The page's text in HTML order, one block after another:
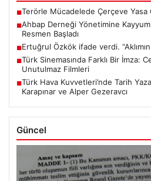
■Terörle Mücadelede Çerçeve Yasa
■Ahbap Derneği Yönetimine
Resmen Başladı
■Ertuğrul Özkök ifade verdi.
■Türk Sinemasında Farklı Bir İmza:
Unutulmaz Filmleri
■Türk Hava Kuvvetleri’nde Tarih
Karapınar ve Alper Gezeravcı
Güncel